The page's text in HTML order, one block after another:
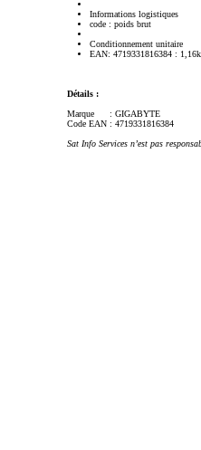
Informations logistiques
code : poids brut
Conditionnement unitaire
EAN: 4719331816384 :
Détails :
Marque
: GIGABYTE
Code EAN : 4719331816384
Sat Info Services n’est pas